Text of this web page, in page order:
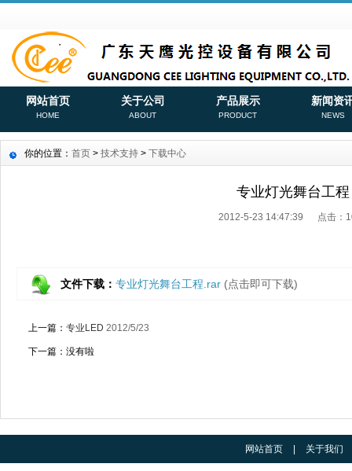
网站首页
HOME
关于公司
ABOUT
产品展示
PRODUCT
新闻资
NEWS
你的位置： 首页 > 技术支持 > 下载中心
专业灯光舞台工程
2012-5-23 14:47:39 点击：
文件下载： 专业灯光舞台工程.rar (点击即可下载)
上一篇： 专业LED 2012/5/23
下一篇：没有啦
网站首页 关于我们